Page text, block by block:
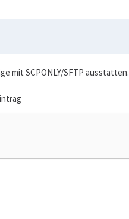
mit SCPONLY/SFTP ausstatten.